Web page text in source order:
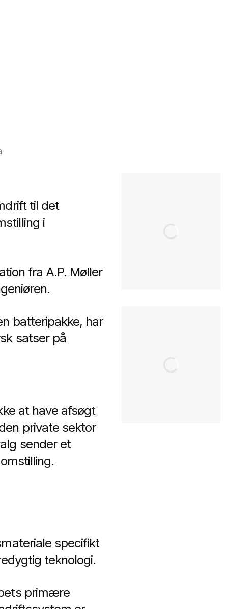
til det
i
fra A.P. Møller
batteripakke, har
satser på
at have afsøgt
private sektor
sender et
specifikt
teknologi.
primære